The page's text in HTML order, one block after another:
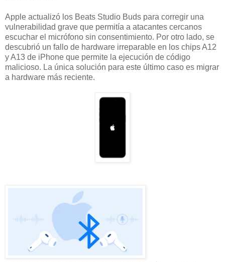
Apple actualizó los Beats Studio Buds para corregir una
vulnerabilidad grave que permitía a atacantes cercanos
escuchar el micrófono sin consentimiento. Por otro lado, se
descubrió un fallo de hardware irreparable en los chips A12
y A13 de iPhone que permite la ejecución de código
malicioso. La única solución para este último caso es migrar
a hardware más reciente.